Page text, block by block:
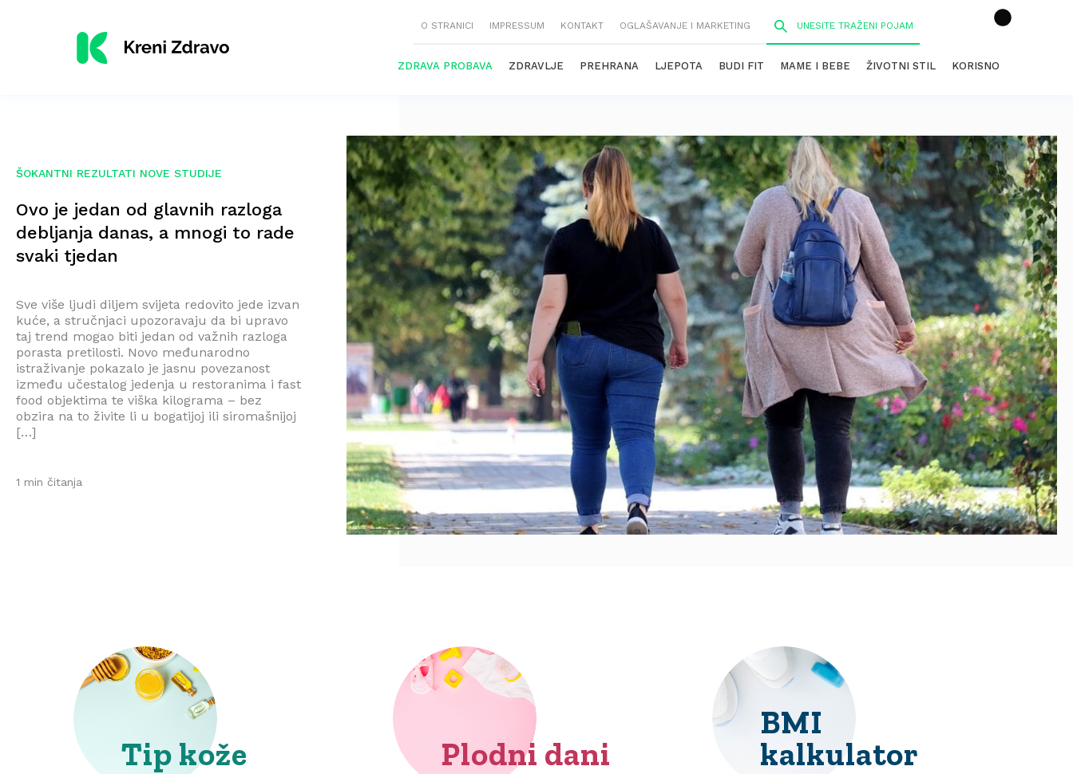
O STRANICI IMPRESSUM KONTAKT OGLAŠAVANJE I MARKETING
ZDRAVA PROBAVA ZDRAVLJE PREHRANA LJEPOTA BUDI FIT MAME I BEBE ŽIVOTNI STIL KORISNO
ŠOKANTNI REZULTATI NOVE STUDIJE
Ovo je jedan od glavnih razloga
debljanja danas, a mnogi to rade
svaki tjedan
Sve više ljudi diljem svijeta redovito jede izvan
kuće, a stručnjaci upozoravaju da bi upravo
taj trend mogao biti jedan od važnih razloga
porasta pretilosti. Novo međunarodno
istraživanje pokazalo je jasnu povezanost
između učestalog jedenja u restoranima i fast
food objektima te viška kilograma – bez
obzira na to živite li u bogatijoj ili siromašnijoj
[…]
1 min čitanja
Tip kože Plodni dani
BMI
kalkulator